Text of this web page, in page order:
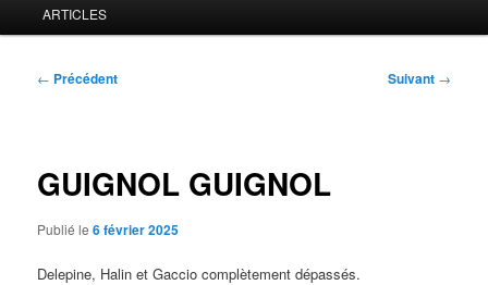
principal
ARTICLES
Navigation
← Précédent Suivant →
GUIGNOL GUIGNOL
Publié le6 février 2025
Delepine, Halin et Gaccio complètement dépassés.